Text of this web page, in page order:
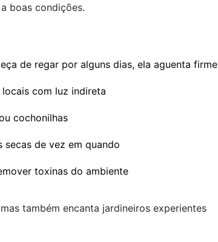
boas condições.
de regar por alguns dias, ela aguenta firme
com luz indireta
cochonilhas
secas de vez em quando
toxinas do ambiente
também encanta jardineiros experientes